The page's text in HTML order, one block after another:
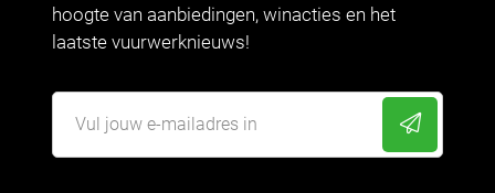
hoogte van aanbiedingen, winacties en het
laatste vuurwerknieuws!